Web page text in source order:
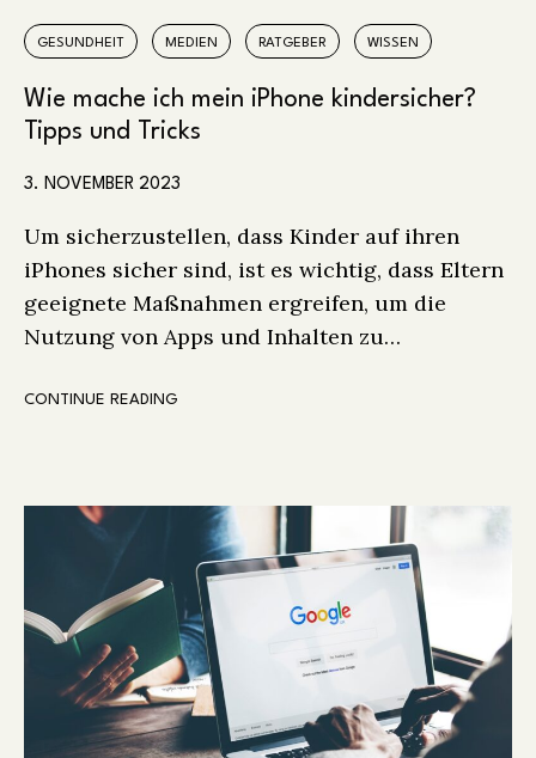
GESUNDHEIT MEDIEN RATGEBER WISSEN
Wie mache ich mein iPhone kindersicher?
Tipps und Tricks
3. NOVEMBER 2023
Um sicherzustellen, dass Kinder auf ihren
iPhones sicher sind, ist es wichtig, dass Eltern
geeignete Maßnahmen ergreifen, um die
Nutzung von Apps und Inhalten zu…
CONTINUE READING